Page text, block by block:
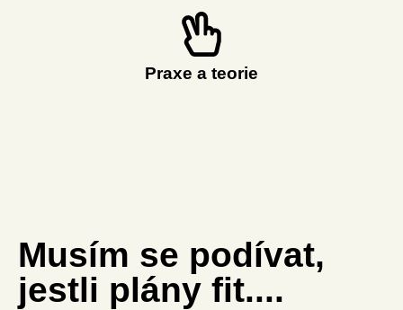
Praxe a teorie
Musím se podívat,
jestli plány fit....